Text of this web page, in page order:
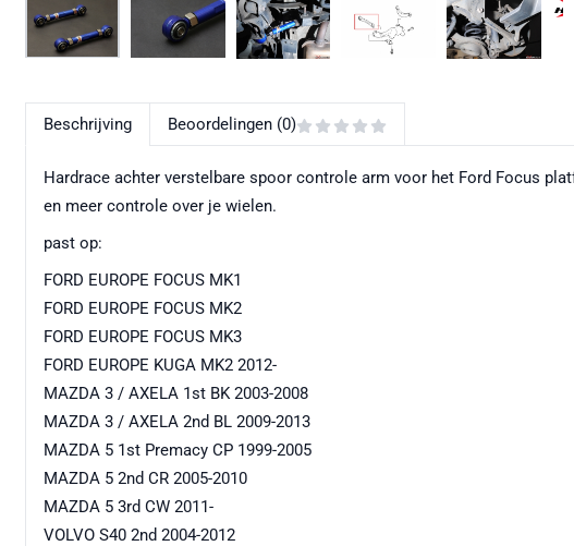
Beschrijving Beoordelingen (0)
Hardrace achter verstelbare spoor controle arm voor het Ford Focus
en meer controle over je wielen.
past op:
FORD EUROPE FOCUS MK1
FORD EUROPE FOCUS MK2
FORD EUROPE FOCUS MK3
FORD EUROPE KUGA MK2 2012-
MAZDA 3 / AXELA 1st BK 2003-2008
MAZDA 3 / AXELA 2nd BL 2009-2013
MAZDA 5 1st Premacy CP 1999-2005
MAZDA 5 2nd CR 2005-2010
MAZDA 5 3rd CW 2011-
VOLVO S40 2nd 2004-2012